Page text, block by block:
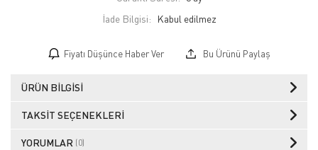
İade Bilgisi:
Fiyatı Düşünce Haber Ver Bu Ürünü Paylaş
ÜRÜN BILGISI
TAKSIT SEÇENEKLERI
YORUMLAR (0)